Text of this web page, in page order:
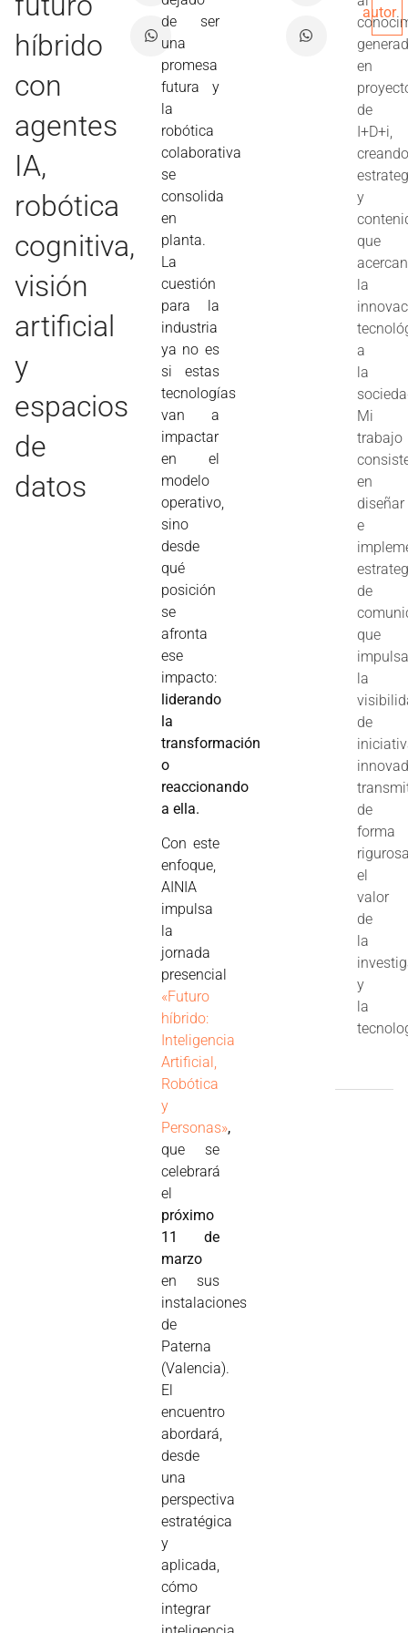
híbrido
con
agentes
IA,
robótica
cognitiva,
visión
artificial
y
espacios
de
datos
de ser
una
promesa
futura y
la
robótica
colaborativa
se
consolida
en
planta.
La
cuestión
para la
industria
ya no es
si estas
tecnologías
van a
impactar
en el
modelo
operativo,
sino
desde
qué
posición
se
afronta
ese
impacto:
liderando
la
transformación
o
reaccionando
a ella.
Con este
enfoque,
AINIA
impulsa
la
jornada
presencial
«Futuro
híbrido:
Inteligencia
Artificial,
Robótica
y
Personas»,
que se
celebrará
el
próximo
11 de
marzo
en sus
instalaciones
de
Paterna
(Valencia).
El
encuentro
abordará,
desde
una
perspectiva
estratégica
y
aplicada,
cómo
integrar
en
de
I+D+i,
y
que
acercan
la
a
la
Mi
trabajo
en
diseñar
e
de
que
la
de
de
forma
el
valor
de
la
y
la
autor